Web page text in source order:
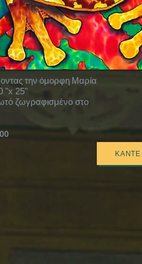
την όμορφη Μαρία
"x 25"
ζωγραφισμένο στο